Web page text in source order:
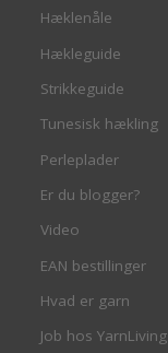
Hæklenåle
Hækleguide
Strikkeguide
Tunesisk hækling
Perleplader
Er du blogger?
Video
EAN bestillinger
Hvad er garn
Job hos YarnLiving